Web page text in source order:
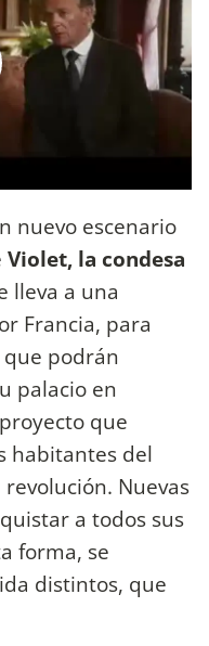
nuevo escenario
Violet, la condesa
lleva a una
Francia, para
podrán
palacio en
que
habitantes del
Nuevas
a todos sus
forma, se
distintos, que